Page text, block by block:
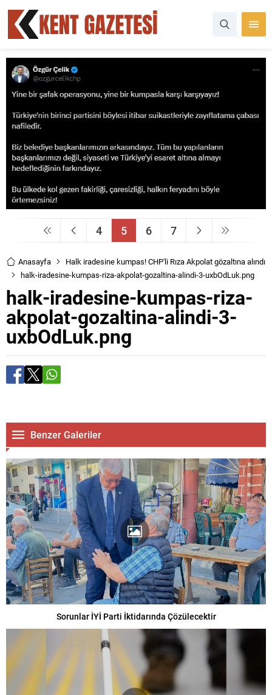
4 5 6 7
Anasayfa
Halk iradesine kumpas! CHP'li Rıza Akpolat gözaltına alındı
halk-iradesine-kumpas-riza-akpolat-gozaltina-alindi-3-uxbOdLuk.png
halk-iradesine-kumpas-riza-
akpolat-gozaltina-alindi-3-
uxbOdLuk.png
Benzer Galeriler
Sorunlar İYİ Parti İktidarında Çözülecektir